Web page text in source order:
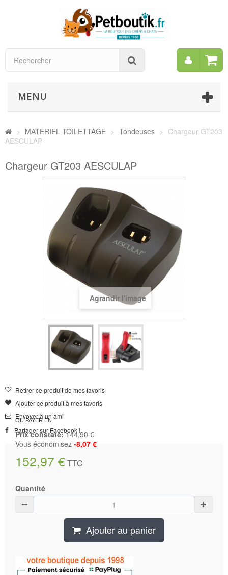
Mon
MENU
> MATERIEL TOILETTAGE > Tondeuses > Chargeur GT203
AESCULAP
Chargeur GT203 AESCULAP
Agrandir l'image
Retirer ce produit de mes favoris
Ajouter ce produit à mes favoris
Envoyer à un ami
Partager sur Facebook !
OU PAYER EN
Prix constaté: 144,90 €
Vous économisez -8,07 €
152,97 €TTC
Quantité
Ajouter au panier